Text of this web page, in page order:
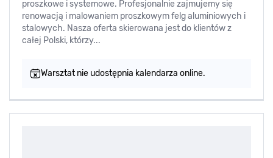
proszkowe i systemowe. Profesjonalnie zajmujemy się
renowacją i malowaniem proszkowym felg aluminiowych i
stalowych. Nasza oferta skierowana jest do klientów z
całej Polski, którzy...
Warsztat nie udostępnia kalendarza online.